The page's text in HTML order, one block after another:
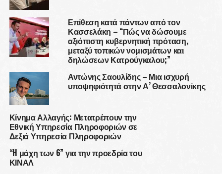
Επίθεση κατά πάντων από τον
Κασσελάκη – “Πώς να δώσουμε
αξιόπιστη κυβερνητική πρόταση,
μεταξύ τοπικών νομισμάτων και
δηλώσεων Κατρούγκαλου;”
Αντώνης Σαουλίδης – Μια ισχυρή
υποψηφιότητά στην Α’ Θεσσαλονίκης
Κίνημα Αλλαγής: Μετατρέπουν την
Εθνική Υπηρεσία Πληροφοριών σε
Δεξιά Υπηρεσία Πληροφοριών
“H μάχη των 6” για την προεδρία του
ΚΙΝΑΛ